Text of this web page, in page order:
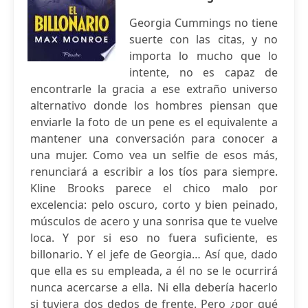
Georgia Cummings no tiene
suerte con las citas, y no
importa lo mucho que lo
intente, no es capaz de
encontrarle la gracia a ese extraño universo
alternativo donde los hombres piensan que
enviarle la foto de un pene es el equivalente a
mantener una conversación para conocer a
una mujer. Como vea un selfie de esos más,
renunciará a escribir a los tíos para siempre.
Kline Brooks parece el chico malo por
excelencia: pelo oscuro, corto y bien peinado,
músculos de acero y una sonrisa que te vuelve
loca. Y por si eso no fuera suficiente, es
billonario. Y el jefe de Georgia… Así que, dado
que ella es su empleada, a él no se le ocurrirá
nunca acercarse a ella. Ni ella debería hacerlo
si tuviera dos dedos de frente. Pero ¿por qué